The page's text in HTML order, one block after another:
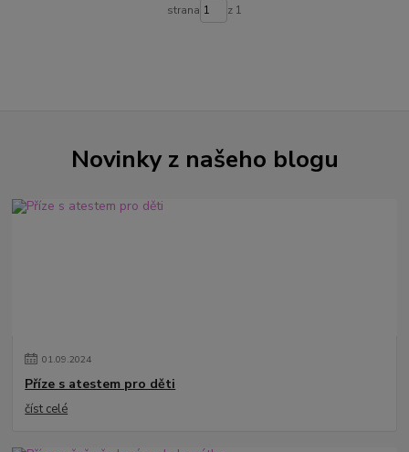
strana z 1
Novinky z našeho blogu
01.09.2024
Příze s atestem pro děti
číst celé